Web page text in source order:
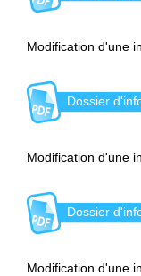
Modification d'une
Dossier
Modification d'une
Dossier
Modification d'une